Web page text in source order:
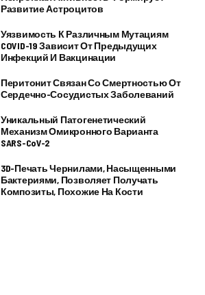
Развитие Астроцитов
Уязвимость К Различным Мутациям
COVID-19 Зависит От Предыдущих
Инфекций И Вакцинации
Перитонит Связан Со Смертностью От
Сердечно-Сосудистых Заболеваний
Уникальный Патогенетический
Механизм Омикронного Варианта
SARS-CoV-2
3D-Печать Чернилами, Насыщенными
Бактериями, Позволяет Получать
Композиты, Похожие На Кости